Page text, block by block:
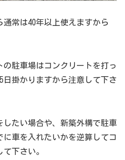
常は40年以上使えますから
駐車場はコンクリートを打っ
日掛かりますから注意して下さ
したい場合や、新築外構で駐車
車を入れたいかを逆算してコ
下さい。